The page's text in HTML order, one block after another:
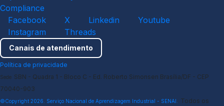
Compliance
Facebook
X Linkedin
Youtube
Instagram
Threads
Canais de atendimento
Política de privacidade
Sede SBN - Quadra 1 - Bloco C - Ed. Roberto Simonsen Brasília/DF - CEP
70040-903
©Copyright 2026. Serviço Nacional de Aprendizagem Industrial - SENAI.
Todos os